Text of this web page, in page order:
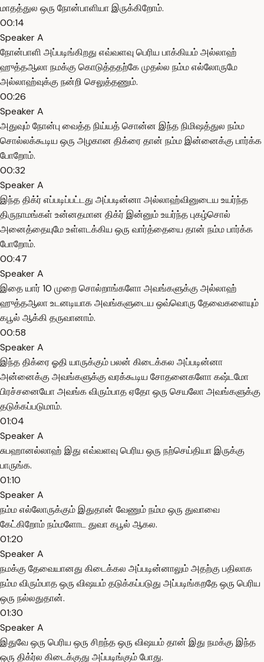
மாதத்துல ஒரு நோன்பாளியா இருக்கிறோம்.
00:14
Speaker A
நோன்பாளி அப்படிங்கிறது எவ்வளவு பெரிய பாக்கியம் அல்லாஹ்
ஹுத்தஆலா நமக்கு கொடுத்ததற்கே முதல்ல நம்ம எல்லோருமே
அல்லாஹ்வுக்கு நன்றி செலுத்தணும்.
00:26
Speaker A
அதுவும் நோன்பு வைத்த நிய்யத் சொன்ன இந்த நிமிஷத்துல நம்ம
சொல்லக்கூடிய ஒரு அழகான திக்ரை தான் நம்ம இன்னைக்கு பார்க்க
போறோம்.
00:32
Speaker A
இந்த திக்ர் எப்படிப்பட்டது அப்படின்னா அல்லாஹ்வினுடைய உயர்ந்த
திருநாமங்கள் உன்னதமான திக்ர் இன்னும் உயர்ந்த புகழ்சொல்
அனைத்தையுமே உள்ளடக்கிய ஒரு வார்த்தையை தான் நம்ம பார்க்க
போறோம்.
00:47
Speaker A
இதை யார் 10 முறை சொல்றாங்களோ அவங்களுக்கு அல்லாஹ்
ஹுத்தஆலா உடனடியாக அவங்களுடைய ஒவ்வொரு தேவைகளையும்
கபூல் ஆக்கி தருவானாம்.
00:58
Speaker A
இந்த திக்ரை ஓதி யாருக்கும் பலன் கிடைக்கல அப்படின்னா
அன்னைக்கு அவங்களுக்கு வரக்கூடிய சோதனைகளோ கஷ்டமோ
பிரச்சனையோ அவங்க விரும்பாத ஏதோ ஒரு செயலோ அவங்களுக்கு
தடுக்கப்படுமாம்.
01:04
Speaker A
சுபஹானல்லாஹ் இது எவ்வளவு பெரிய ஒரு நற்செய்தியா இருக்கு
பாருங்க.
01:10
Speaker A
நம்ம எல்லோருக்கும் இதுதான் வேணும் நம்ம ஒரு துவாவை
கேட்கிறோம் நம்மளோட துவா கபூல் ஆகல.
01:20
Speaker A
நமக்கு தேவையானது கிடைக்கல அப்படின்னாலும் அதற்கு பதிலாக
நம்ம விரும்பாத ஒரு விஷயம் தடுக்கப்படுது அப்படிங்கறதே ஒரு பெரிய
ஒரு நல்லதுதான்.
01:30
Speaker A
இதுவே ஒரு பெரிய ஒரு சிறந்த ஒரு விஷயம் தான் இது நமக்கு இந்த
ஒரு திக்ர்ல கிடைக்குது அப்படிங்கும் போது.